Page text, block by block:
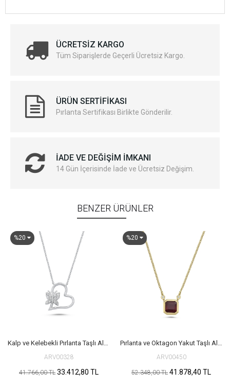
ÜCRETSIZ KARGO
Tüm Siparişlerde Geçerli Ücretsiz Kargo.
ÜRÜN SERTIFIKASI
Pırlanta Sertifikası Birlikte Gönderilir.
İADE VE DEĞIŞIM İMKANI
14 Gün İçerisinde İade ve Ücretsiz Değişim.
BENZER ÜRÜNLER
%20
Kalp ve Kelebekli Pırlanta Taşlı Altın Kolye
ARV00328
41.766,00 TL 33.412,80 TL
%20
Pırlanta ve Oktagon Yakut Taşlı Altın Kolye
ARV00450
52.348,00 TL 41.878,40 TL